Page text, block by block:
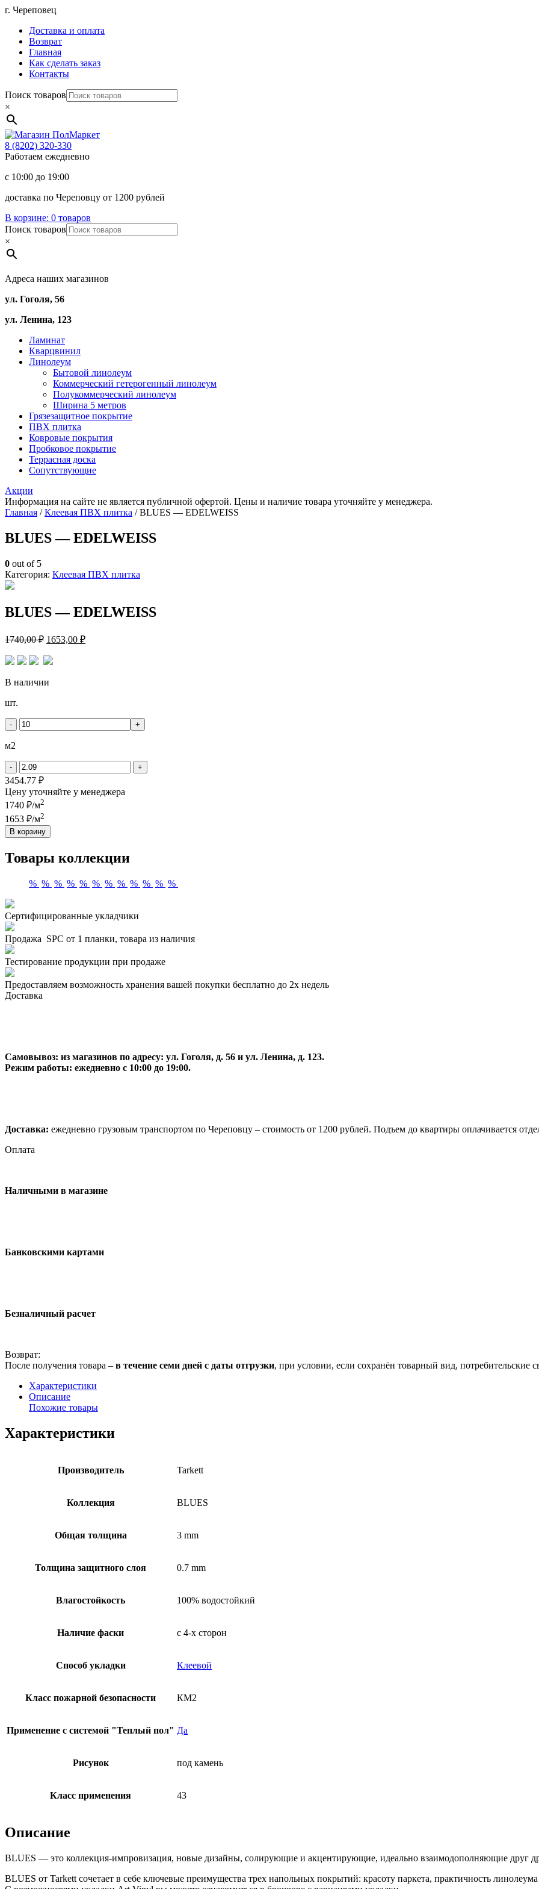
Перейти
содержимому
г. Череповец
Доставка и оплата
Возврат
Главная
Как сделать заказ
Контакты
Поиск товаров
×
Магазин
8 (8202) 320-330
Работаем ежедневно
с 10:00 до 19:00
доставка по Череповцу от 1200 рублей
В корзине: 0 товаров
Поиск товаров
×
Адреса наших магазинов
ул. Гоголя, 56
ул. Ленина, 123
Ламинат
Кварцвинил
Линолеум
Бытовой линолеум
Коммерческий гетерогенный линолеум
Полукоммерческий линолеум
Ширина 5 метров
Грязезащитное покрытие
ПВХ плитка
Ковровые покрытия
Пробковое покрытие
Террасная доска
Сопутствующие
Акции
Информация на сайте не является публичной офертой. Цены и наличие товара уточняйте у менеджера.
Главная /Клеевая ПВХ плитка / BLUES — EDELWEISS
BLUES — EDELWEISS
0 out of 5
Категория: Клеевая ПВХ плитка
BLUES — EDELWEISS
1740,00₽ 1653,00 ₽
В наличии
Количество
BLUES
EDELWEISS
шт.
- +
м2
- +
3454.77 ₽
Цену уточняйте у менеджера
1740 ₽/м2
1653 ₽/м2
В корзину
Товары коллекции
% % % % % % % % % % % %
Сертифицированные укладчики
Продажа SPC от 1 планки, товара из наличия
Тестирование продукции при продаже
Предоставляем возможность хранения вашей покупки бесплатно до 2х недель
Доставка
Самовывоз: из магазинов по адресу: ул. Гоголя, д. 56 и ул. Ленина, д. 123.
Режим работы: ежедневно с 10:00 до 19:00.
Доставка: ежедневно грузовым транспортом по Череповцу – стоимость от 1200 рублей. Подъем до квартиры оплачивается
Оплата
Наличными в магазине
Банковскими картами
Безналичный расчет
Возврат:
После получения товара – в течение семи дней с даты отгрузки, при условии, если сохранён товарный вид,
Характеристики
Описание
Похожие товары
Характеристики
Производитель Tarkett
Коллекция BLUES
Общая толщина 3 mm
Толщина защитного слоя 0.7 mm
Влагостойкость 100% водостойкий
Наличие фаски с 4-х сторон
Способ укладки Клеевой
Класс пожарной безопасности КМ2
Применение с системой "Теплый пол" Да
Рисунок под камень
Класс применения 43
Описание
BLUES — это коллекция-импровизация, новые дизайны, солирующие и акцентирующие, идеально взаимодополняющие друг
BLUES от Tarkett сочетает в себе ключевые преимущества трех напольных покрытий: красоту паркета, практичность